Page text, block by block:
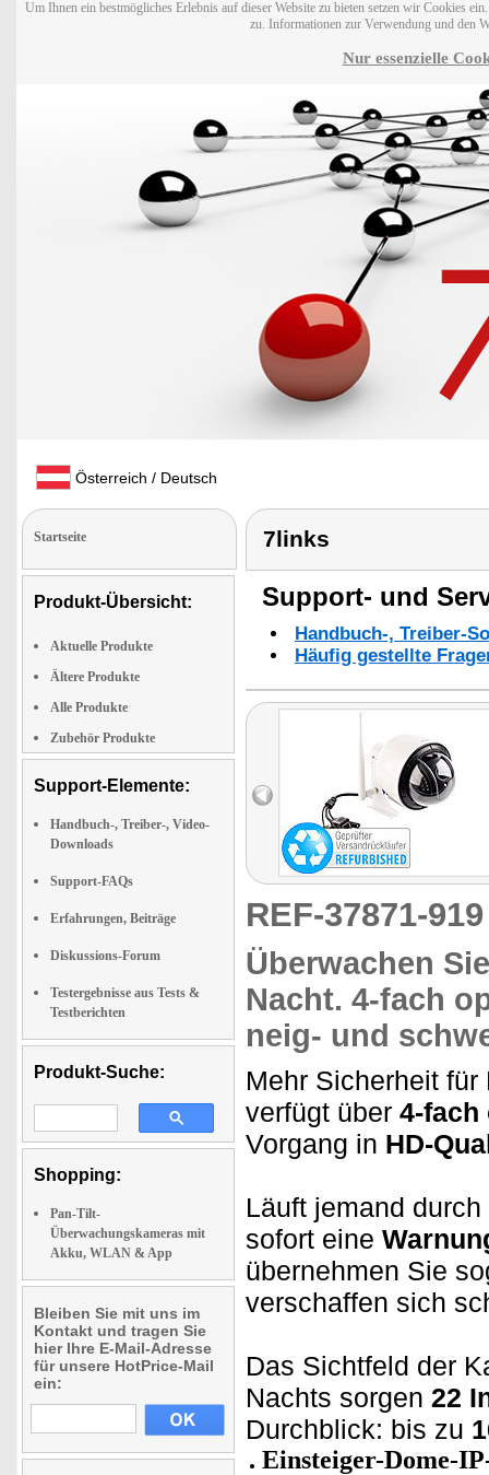
Um Ihnen ein bestmögliches Erlebnis auf dieser Website zu bieten setzen wir Cookies
zu. Informationen zur Verwendung und den
Nur essenzielle
Österreich / Deutsch
Startseite
Produkt-Übersicht:
Aktuelle Produkte
Ältere Produkte
Alle Produkte
Zubehör Produkte
Support-Elemente:
Handbuch-, Treiber-, Video-
Downloads
Support-FAQs
Erfahrungen, Beiträge
Diskussions-Forum
Testergebnisse aus Tests &
Testberichten
Produkt-Suche:
Shopping:
Pan-Tilt-
Überwachungskameras mit
Akku, WLAN & App
Bleiben Sie mit uns im
Kontakt und tragen Sie
hier Ihre E-Mail-Adresse
für unsere HotPrice-Mail
ein:
7links
Support- und
Handbuch-, Treiber-
Häufig gestellte
REF-37871-
Überwachen
Nacht. 4-fach
neig- und
Mehr Sicherheit
verfügt über 4-fach
Vorgang in HD-
Läuft jemand
sofort eine
übernehmen Sie
verschaffen sich
Das Sichtfeld der
Nachts sorgen 22
Durchblick: bis zu
Einsteiger-Dome-